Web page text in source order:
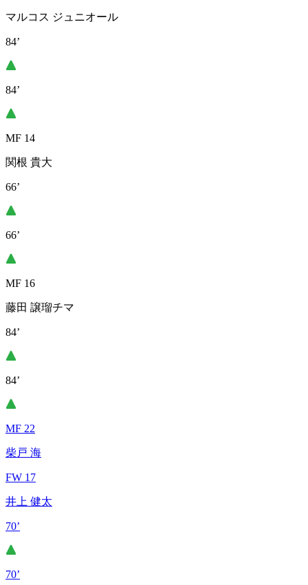
マルコス ジュニオール
84’
84’
MF 14
関根 貴大
66’
66’
MF 16
藤田 譲瑠チマ
84’
84’
MF 22
柴戸 海
FW 17
井上 健太
70’
70’